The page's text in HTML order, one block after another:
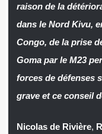
raison de la
dans le Nord Kivu,
Congo, de la prise
Goma par le M23
forces de défenses
grave et ce conseil
Nicolas de Rivière,